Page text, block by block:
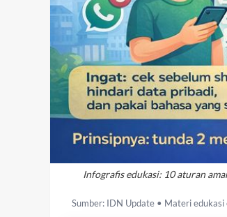
Infografis edukasi: 10 aturan
Sumber: IDN Update • Materi